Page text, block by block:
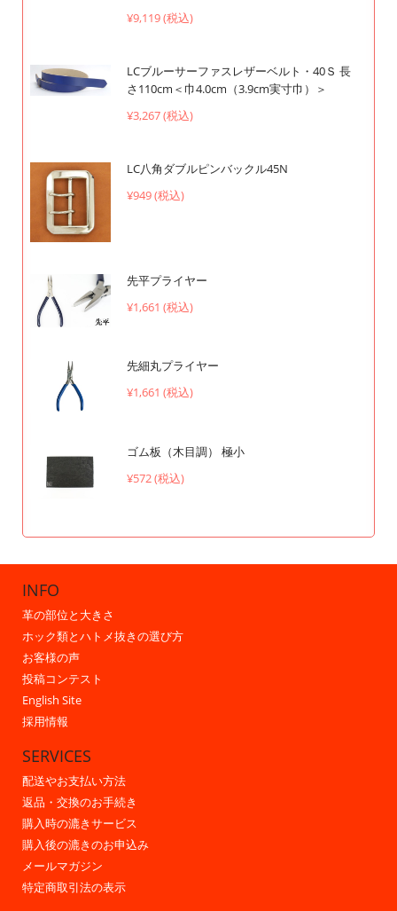
¥9,119 (税込)
LCブルーサーファスレザーベルト・40Ｓ 長
さ110cm＜巾4.0cm（3.9cm実寸巾）＞
¥3,267 (税込)
LC八角ダブルピンバックル45N
¥949 (税込)
先平プライヤー
¥1,661 (税込)
先細丸プライヤー
¥1,661 (税込)
ゴム板（木目調） 極小
¥572 (税込)
INFO
革の部位と大きさ
ホック類とハトメ抜きの選び方
お客様の声
投稿コンテスト
English Site
採用情報
SERVICES
配送やお支払い方法
返品・交換のお手続き
購入時の漉きサービス
購入後の漉きのお申込み
メールマガジン
特定商取引法の表示